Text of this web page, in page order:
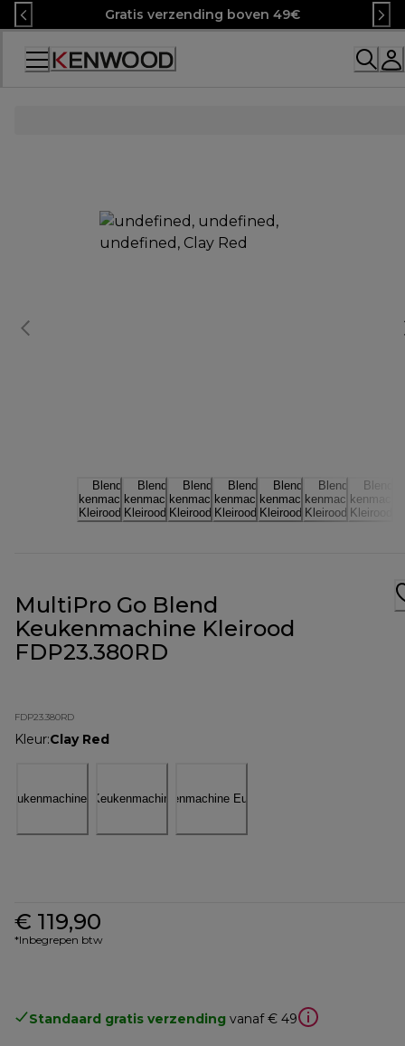
Skip
to
Content
Gratis verzending boven 49€
MultiPro Go Blend
Keukenmachine Kleirood
FDP23.380RD
FDP23.380RD
Kleur:Clay Red
€ 119,90
*Inbegrepen btw
Standaard gratis verzending vanaf € 49